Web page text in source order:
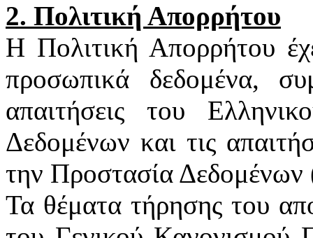
2. Πολιτική Απορρήτου
Η Πολιτική Απορρήτου
προσωπικά δεδομένα,
απαιτήσεις του
Δεδομένων και τις
την Προστασία
Τα θέματα τήρησης του